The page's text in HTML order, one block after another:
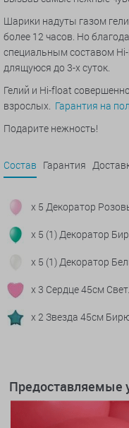
Шарики надуты газом
более 12 часов. Но
специальным составом
длящуюся до 3-х суток.
Гелий и Hi-float
взрослых. Гарантия на
Подарите нежность!
Состав Гарантия
x 5 Декоратор
x 5 (1) Декоратор
x 5 (1) Декоратор
x 3 Сердце 45см
x 2 Звезда 45см
Предоставляемые